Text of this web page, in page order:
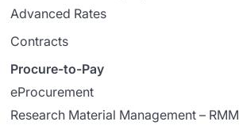
Advanced Rates
Contracts
Procure-to-Pay
eProcurement
Research Material Management – RMM